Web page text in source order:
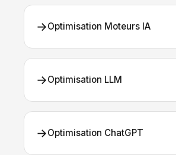
→Optimisation Moteurs IA
→Optimisation LLM
→Optimisation ChatGPT